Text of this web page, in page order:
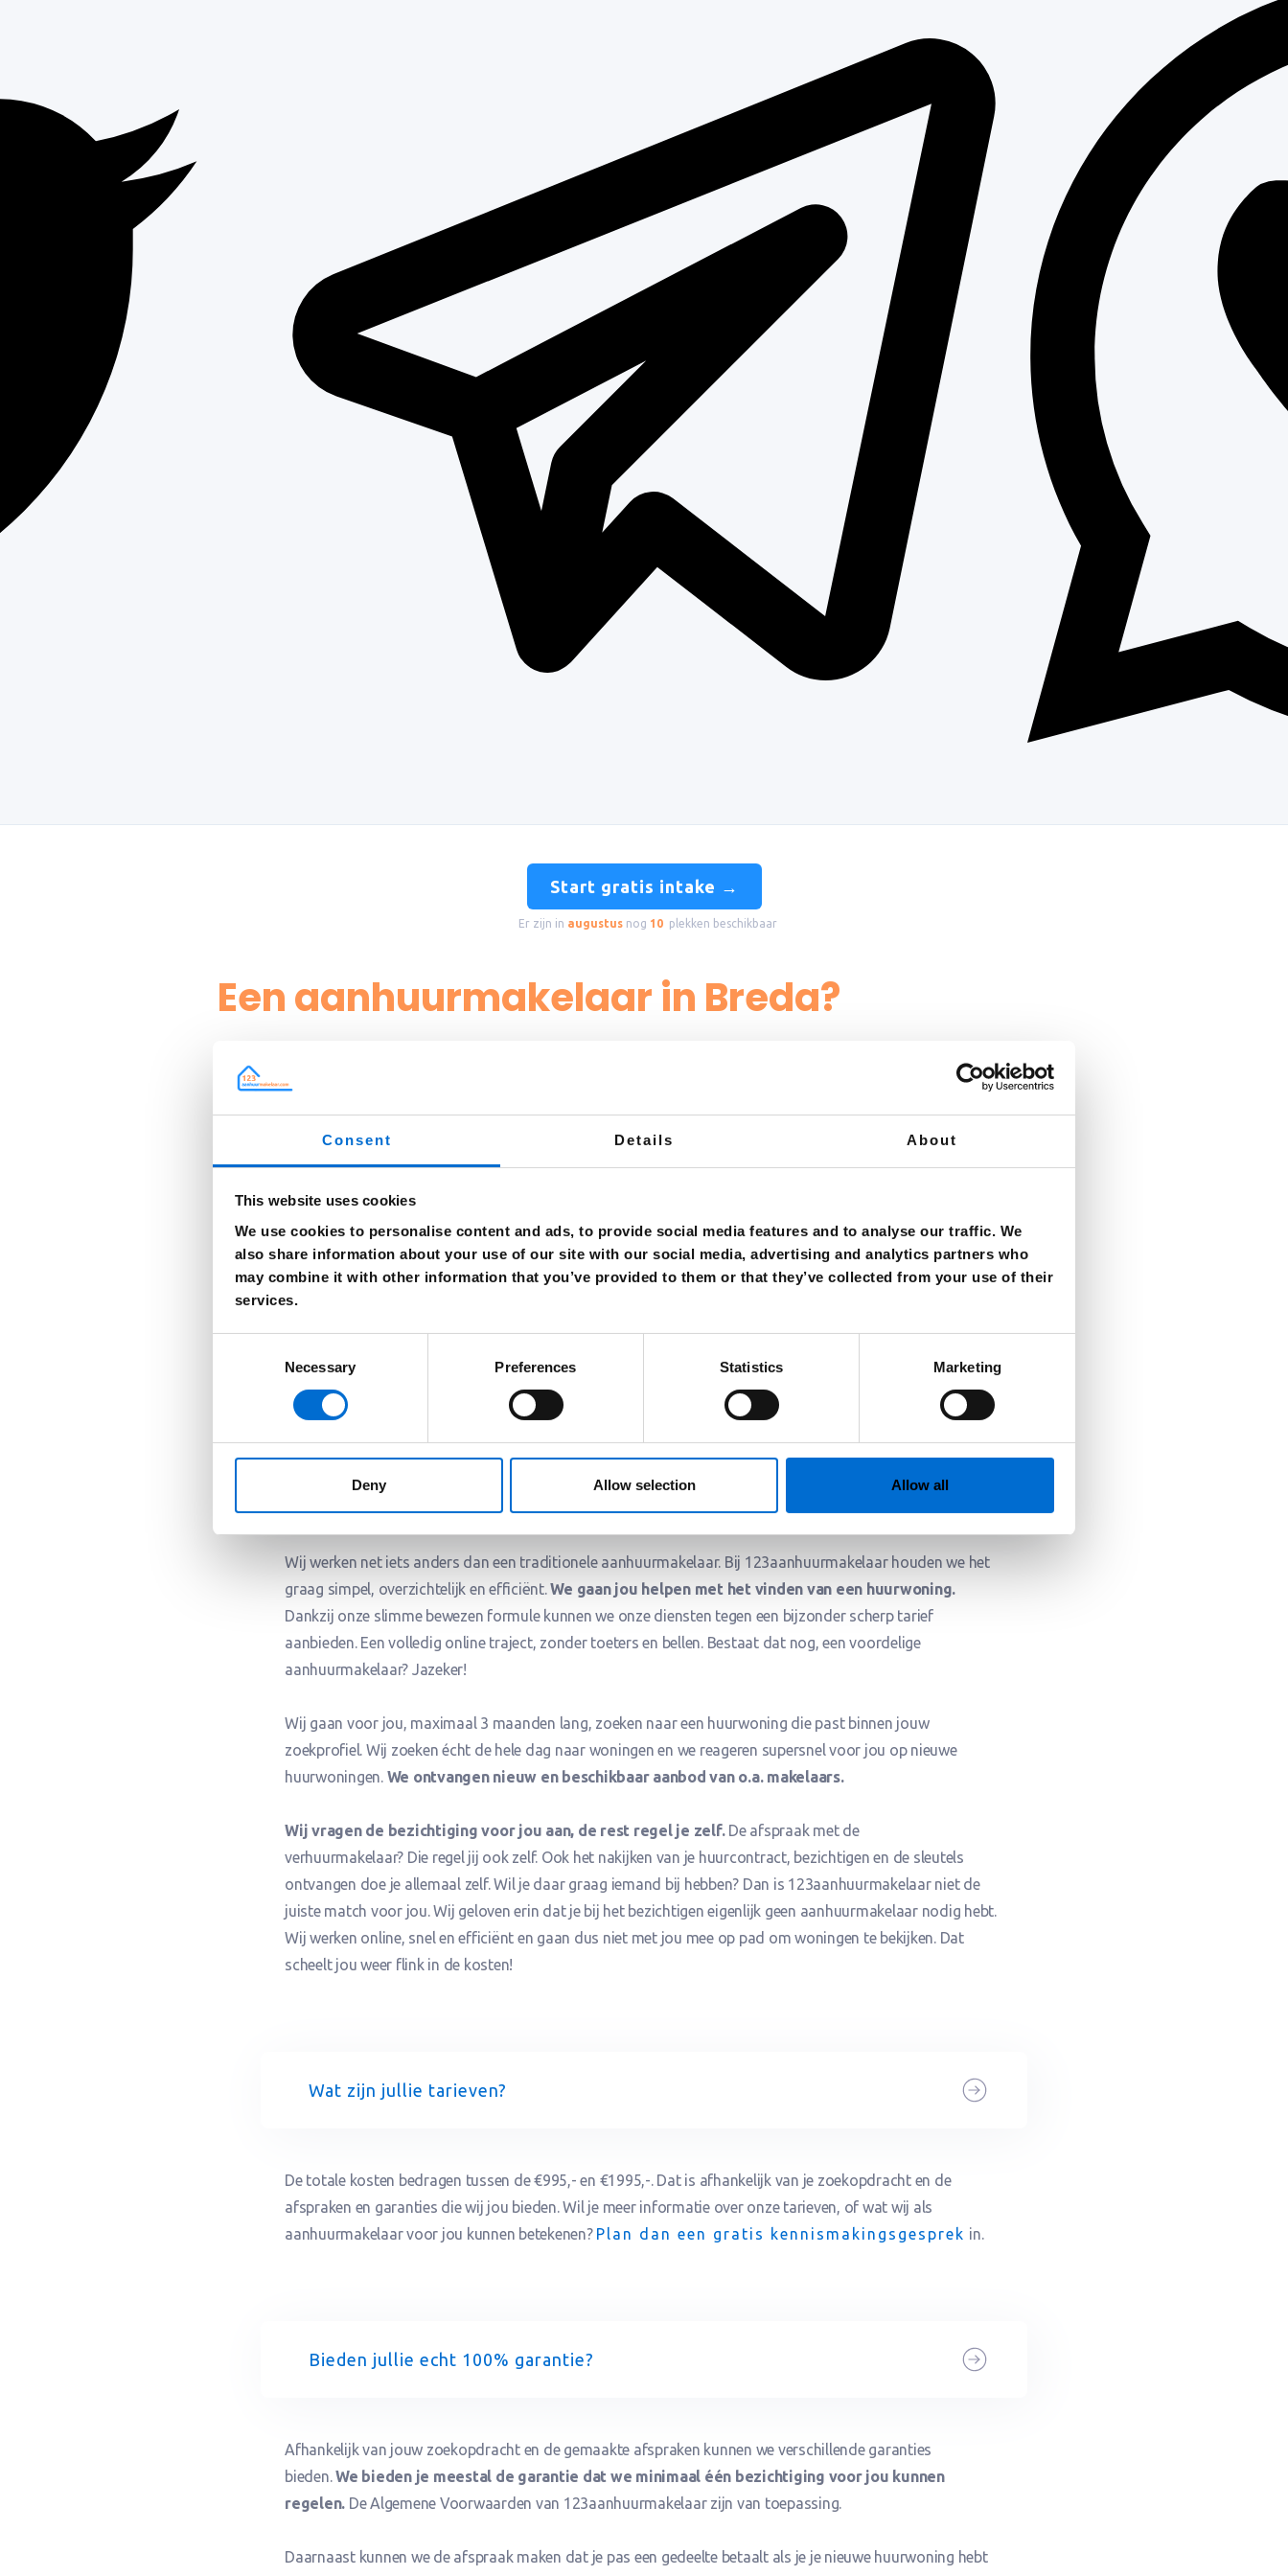
Consent Details About
This website uses cookies
We use cookies to personalise content and ads, to provide social media features and to analyse our traffic. We
also share information about your use of our site with our social media, advertising and analytics partners who
may combine it with other information that you’ve provided to them or that they’ve collected from your use of their
services.
Necessary Preferences Statistics Marketing
Deny Allow selection Allow all
Start gratis intake →
Er zijn in augustus nog 10 plekken beschikbaar
Een aanhuurmakelaar in Breda?
Breda is een stad die veel te bieden heeft voor zowel jong als oud. De stad is rijk aan geschiedenis en cultuur, met prachtige
historische gebouwen, een bruisend centrum en veel gezellige cafés en restaurants. Daarnaast is Breda omgeven door veel
groen en natuur, zoals het Mastbos, waar je heerlijk kunt wandelen en ontspannen. Een aanhuurmakelaar in Breda kan jou
helpen bij het vinden van een huurwoning.
Ook de bereikbaarheid van Breda is een groot voordeel. De stad ligt gunstig ten opzichte van andere steden zoals Rotterdam,
Eindhoven en Antwerpen, en is met het openbaar vervoer uitstekend te bereiken. Breda staat bovendien bekend om zijn
vriendelijke en gemoedelijke sfeer.
Of je nu een jonge professional bent, een gezin hebt of op zoek bent naar een rustige plek om te wonen, Breda heeft voor
Wij werken net iets anders dan een traditionele aanhuurmakelaar. Bij 123aanhuurmakelaar houden we het
graag simpel, overzichtelijk en efficiënt.We gaan jou helpen met het vinden van een huurwoning.
Dankzij onze slimme bewezen formule kunnen we onze diensten tegen een bijzonder scherp tarief
aanbieden. Een volledig online traject, zonder toeters en bellen. Bestaat dat nog, een voordelige
aanhuurmakelaar? Jazeker!
Wij gaan voor jou, maximaal 3 maanden lang, zoeken naar een huurwoning die past binnen jouw
zoekprofiel. Wij zoeken écht de hele dag naar woningen en we reageren supersnel voor jou op nieuwe
huurwoningen. We ontvangen nieuw en beschikbaar aanbod van o.a. makelaars.
Wij vragen de bezichtiging voor jou aan, de rest regel je zelf. De afspraak met de
verhuurmakelaar? Die regel jij ook zelf. Ook het nakijken van je huurcontract, bezichtigen en de sleutels
ontvangen doe je allemaal zelf. Wil je daar graag iemand bij hebben? Dan is 123aanhuurmakelaar niet de
juiste match voor jou. Wij geloven erin dat je bij het bezichtigen eigenlijk geen aanhuurmakelaar nodig hebt.
Wij werken online, snel en efficiënt en gaan dus niet met jou mee op pad om woningen te bekijken. Dat
scheelt jou weer flink in de kosten!
Wat zijn jullie tarieven?
De totale kosten bedragen tussen de €995,- en €1995,-. Dat is afhankelijk van je zoekopdracht en de
afspraken en garanties die wij jou bieden. Wil je meer informatie over onze tarieven, of wat wij als
aanhuurmakelaar voor jou kunnen betekenen? Plan dan een gratis kennismakingsgesprek in.
Bieden jullie echt 100% garantie?
Afhankelijk van jouw zoekopdracht en de gemaakte afspraken kunnen we verschillende garanties
bieden.We bieden je meestal de garantie dat we minimaal één bezichtiging voor jou kunnen
regelen. De Algemene Voorwaarden van 123aanhuurmakelaar zijn van toepassing.
Daarnaast kunnen we de afspraak maken dat je pas een gedeelte betaalt als je je nieuwe huurwoning hebt